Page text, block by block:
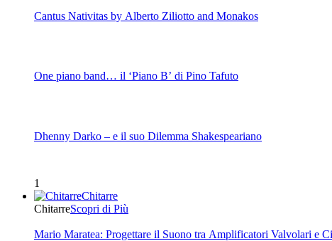
Cantus Nativitas by Alberto Ziliotto and Monakos
One piano band… il ‘Piano B’ di Pino Tafuto
Dhenny Darko – e il suo Dilemma Shakespeariano
1
Chitarre
ChitarreScopri di Più
Mario Maratea: Progettare il Suono tra Amplificatori Valvolari e